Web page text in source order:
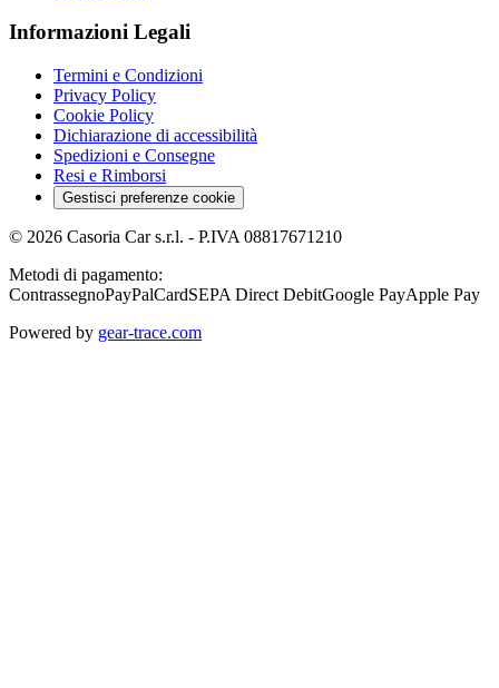
Informazioni Legali
Termini e Condizioni
Privacy Policy
Cookie Policy
Dichiarazione di accessibilità
Spedizioni e Consegne
Resi e Rimborsi
Gestisci preferenze cookie
© 2026 Casoria Car s.r.l. - P.IVA 08817671210
Metodi di pagamento:
ContrassegnoPayPalCardSEPA Direct DebitGoogle PayApple Pay
Powered by gear-trace.com